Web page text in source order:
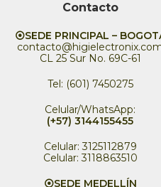
Contacto
⦿SEDE PRINCIPAL –
CL 25 Sur No. 69C-61
Tel: (601) 7450275
Celular/WhatsApp:
(+57) 3144155455
Celular: 3125112879
Celular: 3118863510
⦿SEDE MEDELLÍN